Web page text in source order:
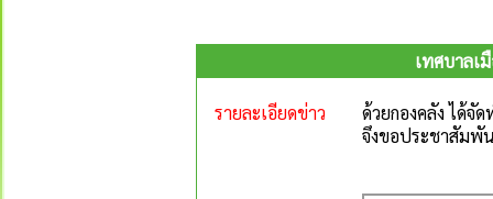
เทศบาลเ
รายละเอียดข่าว
ด้วยกองคลัง ได้จั
จึงขอประชาสัมพั